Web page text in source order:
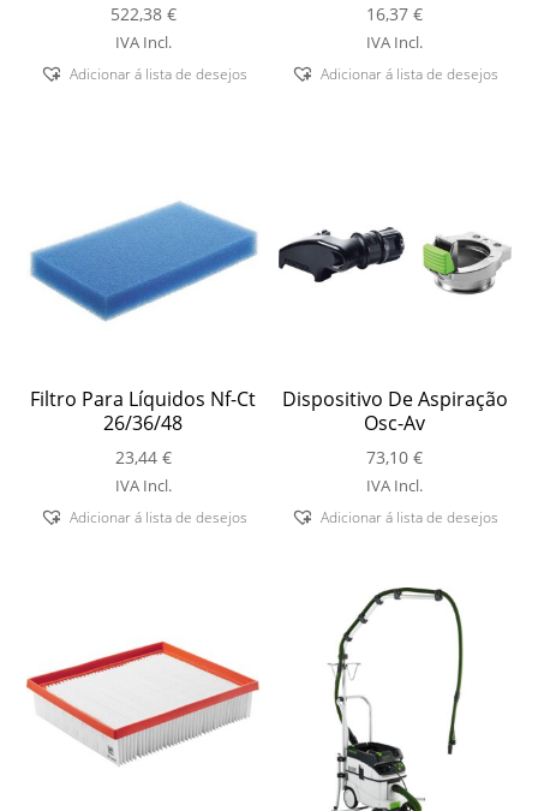
522,38 €
IVA Incl.
Adicionar á lista de desejos
16,37€
IVA Incl.
Adicionar á lista de desejos
Filtro Para Líquidos Nf-Ct
26/36/48
23,44 €
IVA Incl.
Adicionar á lista de desejos
Dispositivo De Aspiração
Osc-Av
73,10€
IVA Incl.
Adicionar á lista de desejos